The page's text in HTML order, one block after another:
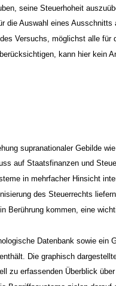
seine Steuerhoheit
die Auswahl eines Ausschnitts
Versuchs, möglichst alle für
kann hier kein
supranationaler Gebilde
auf Staatsfinanzen und
in mehrfacher Hinsicht
des Steuerrechts
Berührung kommen, eine
Datenbank sowie ein
Die graphisch
zu erfassenden Überblick